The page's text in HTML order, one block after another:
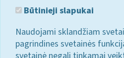
Būtinieji slapukai
Naudojami sklandžiam
pagrindines svetainės